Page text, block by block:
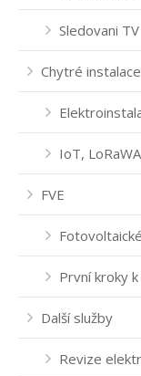
Sledovani TV
Chytré instalace
IoT,
FVE
První kroky
Další služby
Revize